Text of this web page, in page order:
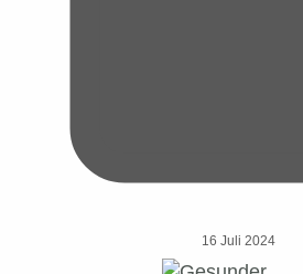
16 Juli 2024